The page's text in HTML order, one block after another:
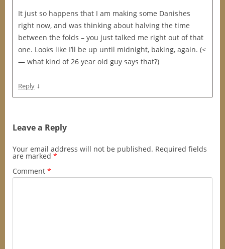
It just so happens that I am making some Danishes
right now, and was thinking about halving the time
between the folds – you just talked me right out of that
one. Looks like I’ll be up until midnight, baking, again. (<
— what kind of 26 year old guy says that?)
Reply ↓
Leave a Reply
Your email address will not be published. Required fields
are marked *
Comment *